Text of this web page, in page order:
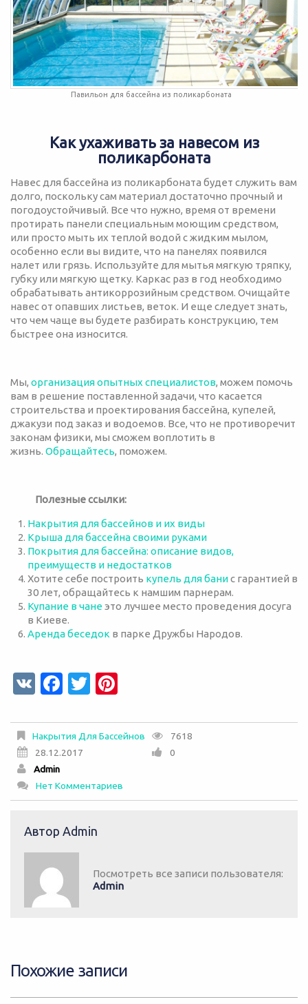
Павильон для бассейна из поликарбоната
Как ухаживать за навесом из
поликарбоната
Навес для бассейна из поликарбоната будет служить вам
долго, поскольку сам материал достаточно прочный и
погодоустойчивый. Все что нужно, время от времени
протирать панели специальным моющим средством,
или просто мыть их теплой водой с жидким мылом,
особенно если вы видите, что на панелях появился
налет или грязь. Используйте для мытья мягкую тряпку,
губку или мягкую щетку. Каркас раз в год необходимо
обрабатывать антикоррозийным средством. Очищайте
навес от опавших листьев, веток. И еще следует знать,
что чем чаще вы будете разбирать конструкцию, тем
быстрее она износится.
Мы, организация опытных специалистов, можем помочь
вам в решение поставленной задачи, что касается
строительства и проектирования бассейна, купелей,
джакузи под заказ и водоемов. Все, что не противоречит
законам физики, мы сможем воплотить в
жизнь. Обращайтесь, поможем.
Полезные ссылки:
Накрытия для бассейнов и их виды
Крыша для бассейна своими руками
Покрытия для бассейна: описание видов,
преимуществ и недостатков
Хотите себе построить купель для банис гарантией в
30 лет, обращайтесь к намшим парнерам.
Купание в чанеэто лучшее место проведения досуга
в Киеве.
Аренда беседок в парке Дружбы Народов.
V
Fa
e
b
o
T
it er
Накрытия Для Бассейнов
28.12.2017
Admin
Нет Комментариев
7618
0
Автор Admin
Посмотреть все записи пользователя:
Admin
Похожие записи